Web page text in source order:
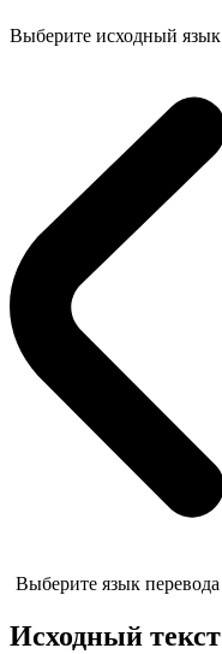
Выберите исходный язык
Выберите язык перевода
Исходный текст